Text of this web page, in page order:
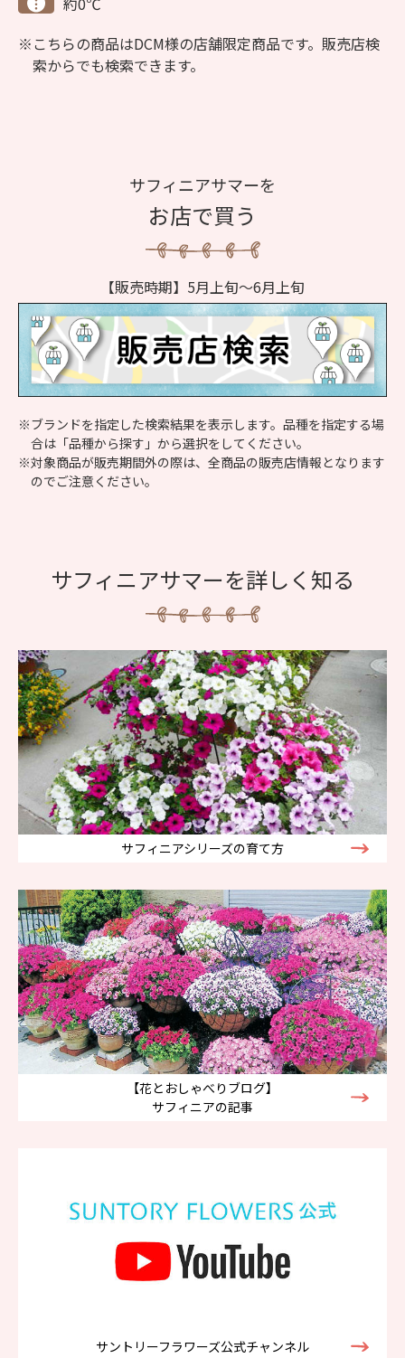
こちらの商品はDCM様の店舗限定商品です。販売店検
索からでも検索できます。
サフィニアサマーを
お店で買う
【販売時期】5月上旬～6月上旬
※ブランドを指定した検索結果を表示します。品種を指定する場
合は「品種から探す」から選択をしてください。
※対象商品が販売期間外の際は、全商品の販売店情報となります
のでご注意ください。
サフィニアサマーを詳しく知る
サフィニアシリーズの育て方
【花とおしゃべりブログ】
サフィニアの記事
サントリーフラワーズ公式チャンネル